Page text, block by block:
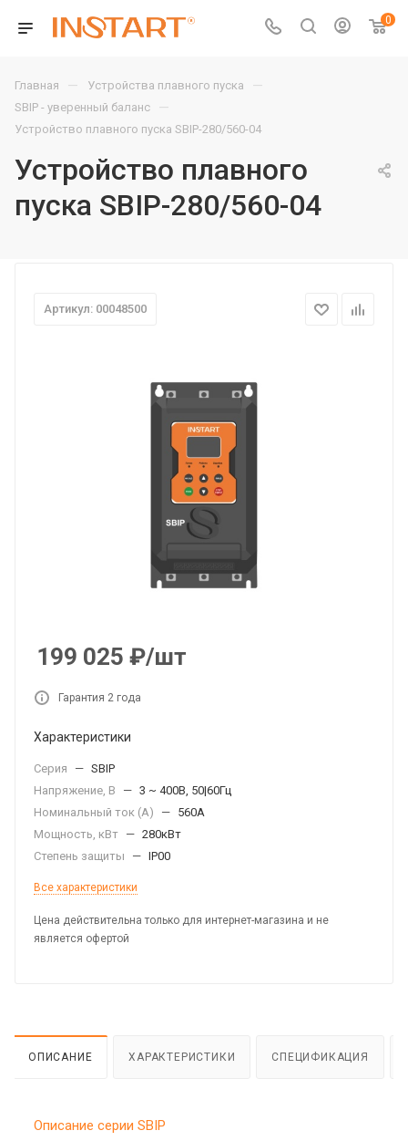
0
Главная — Устройства плавного пуска —
SBIP - уверенный баланс —
Устройство плавного пуска SBIP-280/560-04
Устройство плавного
пуска SBIP-280/560-04
Артикул: 00048500
199 025 ₽/шт
Гарантия 2 года
Характеристики
Серия — SBIP
Напряжение, В
— 3 ~ 400В, 50|60Гц
Номинальный ток (А)
— 560А
Мощность, кВт — 280кВт
Степень защиты
— IP00
Все характеристики
Цена действительна только для интернет-магазина и не
является офертой
ОПИСАНИЕ ХАРАКТЕРИСТИКИ СПЕЦИФИКАЦИЯ
Описание серии SBIP